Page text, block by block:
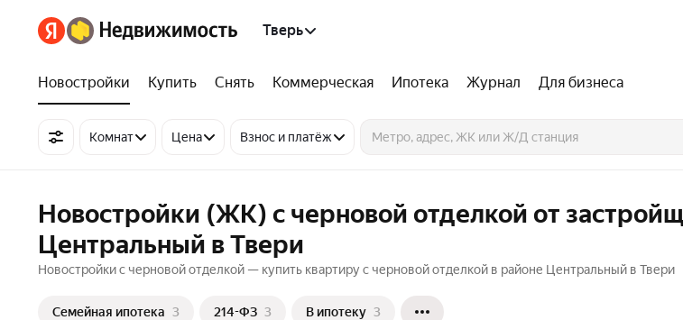
Тверь
Новостройки Купить Снять Коммерческая Ипотека Журнал Для бизнеса
Комнат Цена Взнос и платёж
Новостройки (ЖК) с черновой отделкой от
Центральный в Твери
Новостройки с черновой отделкой — купить квартиру с черновой отделкой в районе Центральный в Твери
Семейная ипотека 3 214-ФЗ 3 В ипотеку 3